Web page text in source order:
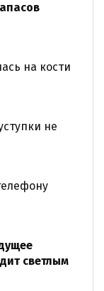
на кости
не
светлым